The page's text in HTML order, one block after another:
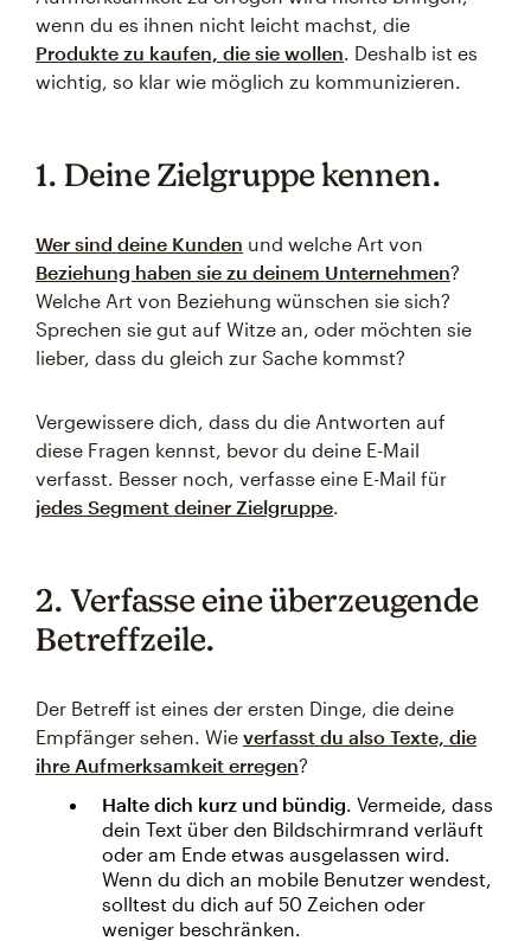
wenn du es ihnen nicht leicht machst, die
Produkte zu kaufen, die sie wollen . Deshalb ist es
wichtig, so klar wie möglich zu kommunizieren.
1. Deine Zielgruppe kennen.
Wer sind deine Kunden und welche Art von
Beziehung haben sie zu deinem Unternehmen?
Welche Art von Beziehung wünschen sie sich?
Sprechen sie gut auf Witze an, oder möchten sie
lieber, dass du gleich zur Sache kommst?
Vergewissere dich, dass du die Antworten auf
diese Fragen kennst, bevor du deine E-Mail
verfasst. Besser noch, verfasse eine E-Mail für
jedes Segment deiner Zielgruppe
2. Verfasse eine überzeugende
Betreffzeile.
Der Betreff ist eines der ersten Dinge, die deine
Empfänger sehen. Wie verfasst du also Texte, die
ihre Aufmerksamkeit erregen?
Halte dich kurz und bündig . Vermeide, dass
dein Text über den Bildschirmrand verläuft
oder am Ende etwas ausgelassen wird.
Wenn du dich an mobile Benutzer wendest,
solltest du dich auf 50 Zeichen oder
weniger beschränken.